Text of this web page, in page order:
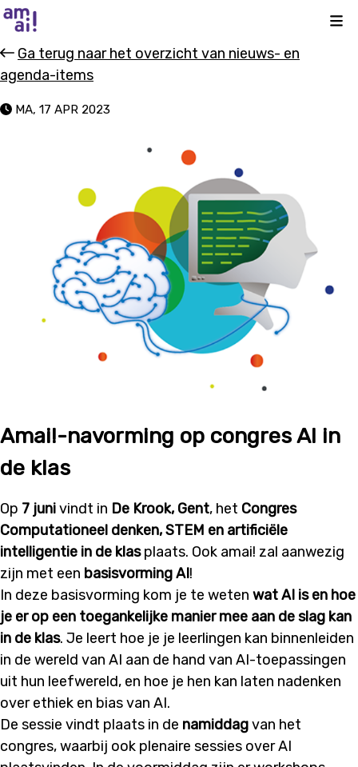
Ga terug naar het overzicht van nieuws- en
agenda-items
MA, 17 APR 2023
Amai!-navorming op congres AI in
de klas
Op 7 junivindt in De Krook, Gent, het Congres
Computationeel denken, STEM en artificiële
intelligentie in de klasplaats. Ook amai! zal aanwezig
zijn met een basisvorming AI!
In deze basisvorming kom je te weten wat AI is en hoe
je er op een toegankelijke manier mee aan de slag kan
in de klas. Je leert hoe je je leerlingen kan binnenleiden
in de wereld van AI aan de hand van AI-toepassingen
uit hun leefwereld, en hoe je hen kan laten nadenken
over ethiek en bias van AI.
De sessie vindt plaats in de namiddagvan het
congres, waarbij ook plenaire sessies over AI